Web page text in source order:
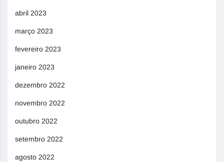
abril 2023
março 2023
fevereiro 2023
janeiro 2023
dezembro 2022
novembro 2022
outubro 2022
setembro 2022
agosto 2022